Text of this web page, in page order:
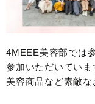
4MEEE美容部では
参加いただいていま
美容商品など素敵な